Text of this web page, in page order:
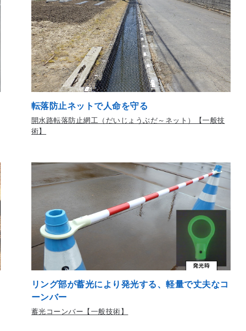
転落防止ネットで人命を守る
開水路転落防止網工（だいじょうぶだ～ネット）【一般技
術】
リング部が蓄光により発光する、軽量で丈夫なコ
ーンバー
蓄光コーンバー【一般技術】